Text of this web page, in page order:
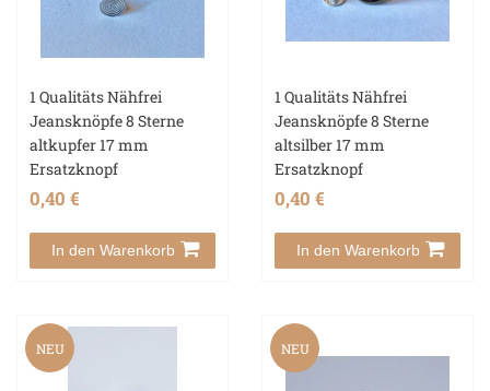
1 Qualitäts Nähfrei
Jeansknöpfe 8 Sterne
altkupfer 17 mm
Ersatzknopf
0,40 €
In den Warenkorb
1 Qualitäts Nähfrei
Jeansknöpfe 8 Sterne
altsilber 17 mm
Ersatzknopf
0,40 €
In den Warenkorb
NEU NEU